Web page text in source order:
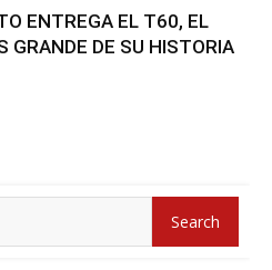
ENTREGA EL T60, EL
GRANDE DE SU HISTORIA
Search